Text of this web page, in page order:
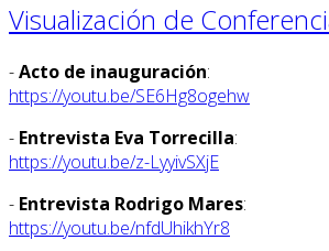
Visualización de
-Acto de inauguración:
https://youtu.be/SE6Hg8ogehw
- Entrevista Eva Torrecilla:
https://youtu.be/z-LyyivSXjE
- Entrevista Rodrigo Mares:
https://youtu.be/nfdUhikhYr8